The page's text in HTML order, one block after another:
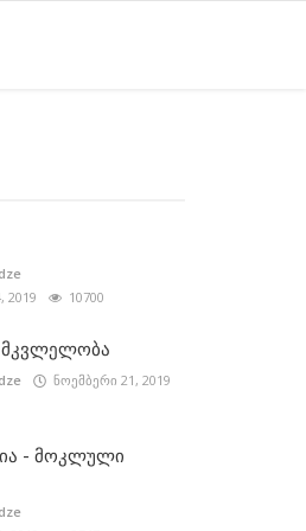
2019
10700
მკვლელობა
ნოემბერი 21, 2019
- მოკლული